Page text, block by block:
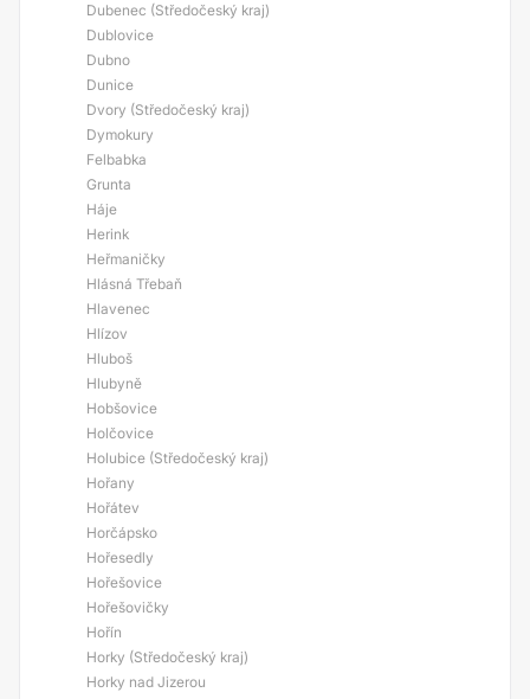
Dubenec (Středočeský kraj)
Dublovice
Dubno
Dunice
Dvory (Středočeský kraj)
Dymokury
Felbabka
Grunta
Háje
Herink
Heřmaničky
Hlásná Třebaň
Hlavenec
Hlízov
Hluboš
Hlubyně
Hobšovice
Holčovice
Holubice (Středočeský kraj)
Hořany
Hořátev
Horčápsko
Hořesedly
Hořešovice
Hořešovičky
Hořín
Horky (Středočeský kraj)
Horky nad Jizerou